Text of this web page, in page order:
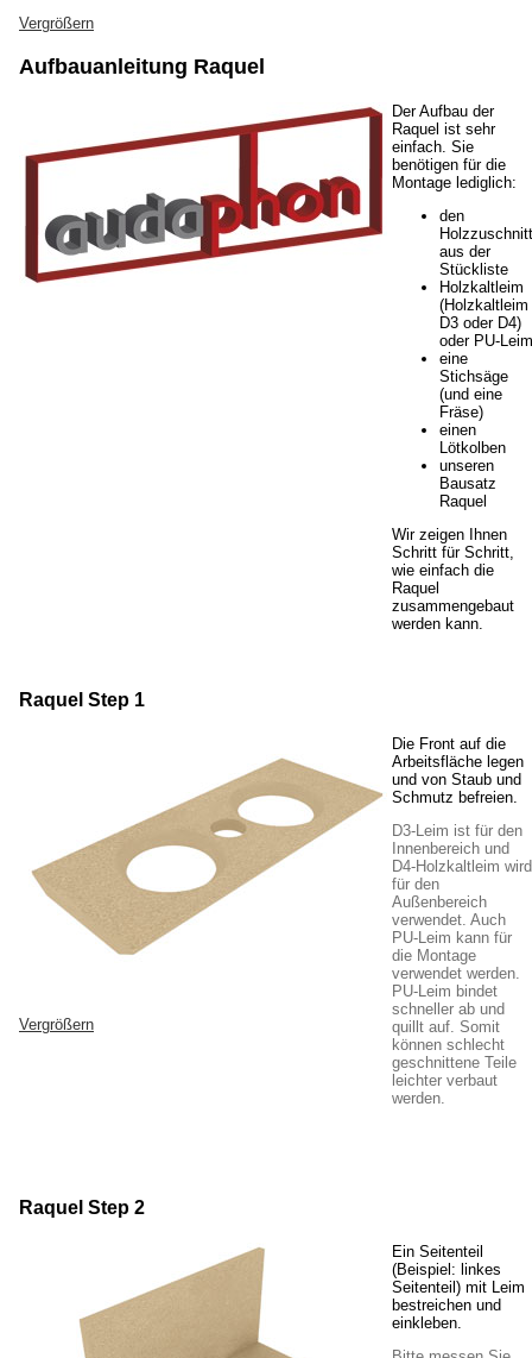
Vergrößern
Aufbauanleitung Raquel
Der Aufbau der
Raquel ist sehr
einfach. Sie
benötigen für die
Montage lediglich:
den
Holzzuschnitt
aus der
Stückliste
Holzkaltleim
(Holzkaltleim
D3 oder D4)
oder PU-Leim
eine
Stichsäge
(und eine
Fräse)
einen
Lötkolben
unseren
Bausatz
Raquel
Wir zeigen Ihnen
Schritt für Schritt,
wie einfach die
Raquel
zusammengebaut
werden kann.
Raquel Step 1
Vergrößern
Die Front auf die
Arbeitsfläche legen
und von Staub und
Schmutz befreien.
D3-Leim ist für den
Innenbereich und
D4-Holzkaltleim wird
für den
Außenbereich
verwendet. Auch
PU-Leim kann für
die Montage
verwendet werden.
PU-Leim bindet
schneller ab und
quillt auf. Somit
können schlecht
geschnittene Teile
leichter verbaut
werden.
Raquel Step 2
Ein Seitenteil
(Beispiel: linkes
Seitenteil) mit Leim
bestreichen und
einkleben.